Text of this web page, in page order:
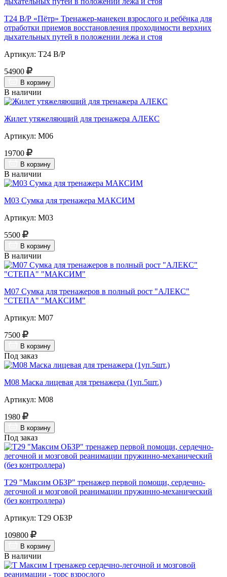
Т24 В/Р «Пётр» Тренажер-манекен взрослого и ребёнка для
отработки приемов восстановления проходимости верхних
дыхательных путей в положении лежа и стоя
Артикул: Т24 В/Р
54900
В корзину
В наличии
Жилет утяжеляющий для тренажера АЛЕКС
Артикул: М06
19700
В корзину
В наличии
М03 Сумка для тренажера МАКСИМ
Артикул: М03
5500
В корзину
В наличии
М07 Сумка для тренажеров в полный рост "АЛЕКС"
"СТЕПА" "МАКСИМ"
Артикул: М07
7500
В корзину
Под заказ
М08 Маска лицевая для тренажера (1уп.5шт.)
Артикул: М08
1980
В корзину
Под заказ
Т29 "Максим ОБЗР" тренажер первой помощи, сердечно-
легочной и мозговой реанимации пружинно-механический
(без контроллера)
Артикул: Т29 ОБЗР
109800
В корзину
В наличии